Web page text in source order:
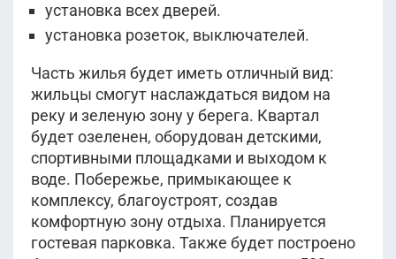
установка всех дверей.
установка розеток, выключателей.
Часть жилья будет иметь отличный вид:
жильцы смогут наслаждаться видом на
реку и зеленую зону у берега. Квартал
будет озеленен, оборудован детскими,
спортивными площадками и выходом к
воде. Побережье, примыкающее к
комплексу, благоустроят, создав
комфортную зону отдыха. Планируется
гостевая парковка. Также будет построено